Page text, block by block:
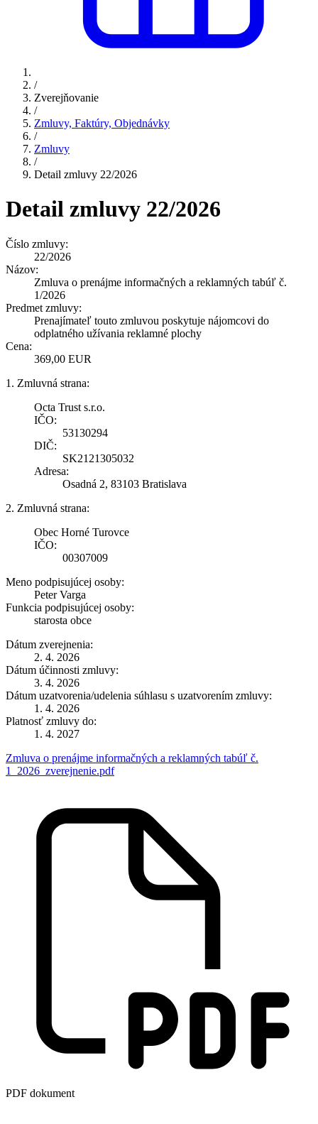
/
Zverejňovanie
/
Zmluvy, Faktúry, Objednávky
/
Zmluvy
/
Detail zmluvy 22/2026
Detail zmluvy 22/2026
Číslo zmluvy:
22/2026
Názov:
Zmluva o prenájme informačných a reklamných tabúľ č.
1/2026
Predmet zmluvy:
Prenajímateľ touto zmluvou poskytuje nájomcovi do
odplatného užívania reklamné plochy
Cena:
369,00 EUR
1. Zmluvná strana:
Octa Trust s.r.o.
IČO:
53130294
DIČ:
SK2121305032
Adresa:
Osadná 2, 83103 Bratislava
2. Zmluvná strana:
Obec Horné Turovce
IČO:
00307009
Meno podpisujúcej osoby:
Peter Varga
Funkcia podpisujúcej osoby:
starosta obce
Dátum zverejnenia:
2. 4. 2026
Dátum účinnosti zmluvy:
3. 4. 2026
Dátum uzatvorenia/udelenia súhlasu s uzatvorením zmluvy:
1. 4. 2026
Platnosť zmluvy do:
1. 4. 2027
Zmluva o prenájme informačných a reklamných tabúľ č.
1_2026_zverejnenie.pdf
PDF dokument